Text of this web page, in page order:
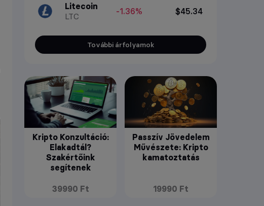
Litecoin
LTC
-1.36% $45.34
További árfolyamok
Kripto Konzultáció:
Elakadtál?
Szakértőink
segítenek
39990 Ft
Passzív Jövedelem
Művészete: Kripto
kamatoztatás
19990 Ft